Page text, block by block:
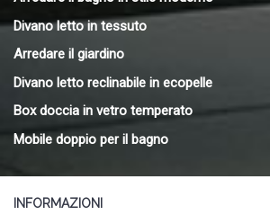
Divano letto in tessuto
Arredare il giardino
Divano letto reclinabile in ecopelle
Box doccia in vetro temperato
Mobile doppio per il bagno
INFORMAZIONI